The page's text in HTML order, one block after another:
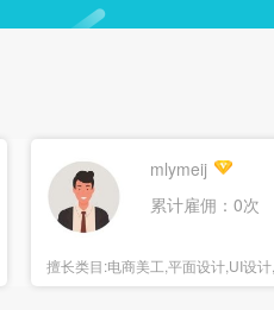
mlymeij
累计雇佣：0次
擅长类目:电商美工,平面设计,UI设
报设计